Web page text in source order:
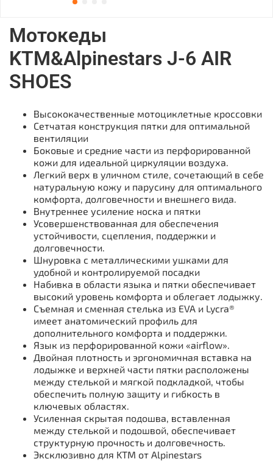
Мотокеды
KTM&Alpinestars J-6 AIR
SHOES
Высококачественные мотоциклетные кроссовки
Сетчатая конструкция пятки для оптимальной
вентиляции
Боковые и средние части из перфорированной
кожи для идеальной циркуляции воздуха.
Легкий верх в уличном стиле, сочетающий в себе
натуральную кожу и парусину для оптимального
комфорта, долговечности и внешнего вида.
Внутреннее усиление носка и пятки
Усовершенствованная для обеспечения
устойчивости, сцепления, поддержки и
долговечности.
Шнуровка с металлическими ушками для
удобной и контролируемой посадки
Набивка в области языка и пятки обеспечивает
высокий уровень комфорта и облегает лодыжку.
Съемная и сменная стелька из EVA и Lycra®
имеет анатомический профиль для
дополнительного комфорта и поддержки.
Язык из перфорированной кожи «airflow».
Двойная плотность и эргономичная вставка на
лодыжке и верхней части пятки расположены
между стелькой и мягкой подкладкой, чтобы
обеспечить полную защиту и гибкость в
ключевых областях.
Усиленная скрытая подошва, вставленная
между стелькой и подошвой, обеспечивает
структурную прочность и долговечность.
Эксклюзивно для KTM от Alpinestars